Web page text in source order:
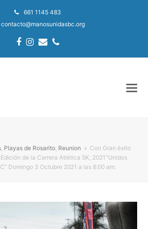
661 1145 483
contacto@manosunidasbc.org
Facebook
Instagram
EmailPhone
, Playas de Rosarito, Reunion » Con Gran éxito
de la Carrera Atlética 5K, 2021“Unidos
Domingo 3 Octubre 2021 a las 8:00 am.